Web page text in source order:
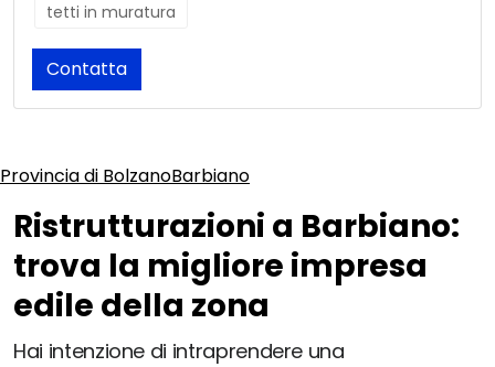
tetti in muratura
Contatta
Provincia di BolzanoBarbiano
Ristrutturazioni a Barbiano:
trova la migliore impresa
edile della zona
Hai intenzione di intraprendere una